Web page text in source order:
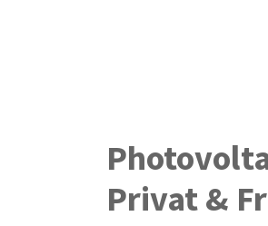
Privat &